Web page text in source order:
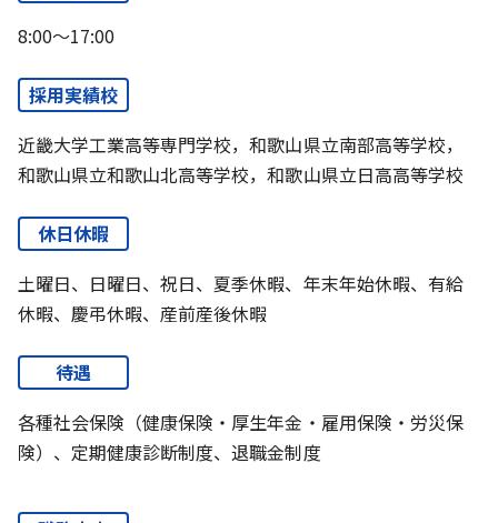
8:00～17:00
採用実績校
近畿大学工業高等専門学校，和歌山県立南部高等学校，
和歌山県立和歌山北高等学校，和歌山県立日高高等学校
休日休暇
土曜日、日曜日、祝日、夏季休暇、年末年始休暇、有給
休暇、慶弔休暇、産前産後休暇
待遇
各種社会保険（健康保険・厚生年金・雇用保険・労災保
険）、定期健康診断制度、退職金制度